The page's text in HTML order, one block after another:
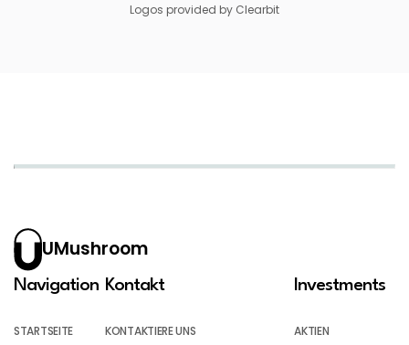
Logos provided by Clearbit
UMushroom
Navigation
STARTSEITE
Kontakt
KONTAKTIERE UNS
Investments
AKTIEN